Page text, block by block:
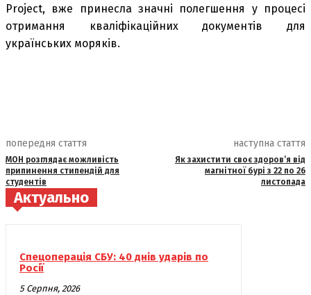
Project, вже принесла значні полегшення у процесі
отримання кваліфікаційних документів для
українських моряків.
попередня стаття
МОН розглядає можливість
припинення стипендій для
студентів
наступна стаття
Як захистити своє здоров’я від
магнітної бурі з 22 по 26
листопада
Актуально
Спецоперація СБУ: 40 днів ударів по
Росії
5 Серпня, 2026